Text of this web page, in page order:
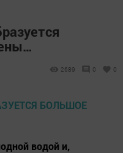
2689 0 0
водой и,